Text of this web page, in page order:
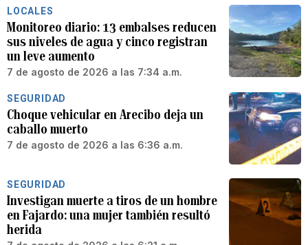
LOCALES
Monitoreo diario: 13 embalses reducen
sus niveles de agua y cinco registran
un leve aumento
7 de agosto de 2026 a las 7:34 a.m.
SEGURIDAD
Choque vehicular en Arecibo deja un
caballo muerto
7 de agosto de 2026 a las 6:36 a.m.
SEGURIDAD
Investigan muerte a tiros de un hombre
en Fajardo: una mujer también resultó
herida